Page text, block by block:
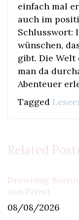
einfach mal
auch im
Schlusswort:
wünschen,
gibt. Die Welt
man da
Abenteuer
Tagged
Related
Drowning
von Priest
08/08/2026